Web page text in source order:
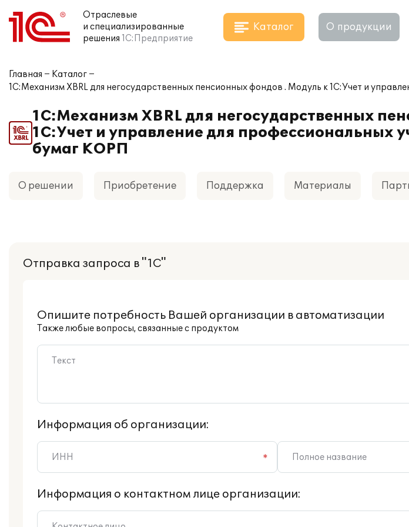
Отраслевые
и специализированные
решения 1С:Предприятие
Каталог О продукции
Главная
Каталог
1С:Механизм XBRL для негосударственных пенсионных фондов . Модуль к 1С:Учет и
1С:Механизм XBRL для негосударственных
1С:Учет и управление для профессиональных
бумаг КОРП
О решении Приобретение Поддержка Материалы
Отправка запроса в "1С"
Опишите потребность Вашей организации в автоматизации
Также любые вопросы, связанные с продуктом
Информация об организации:
*
Информация о контактном лице организации: